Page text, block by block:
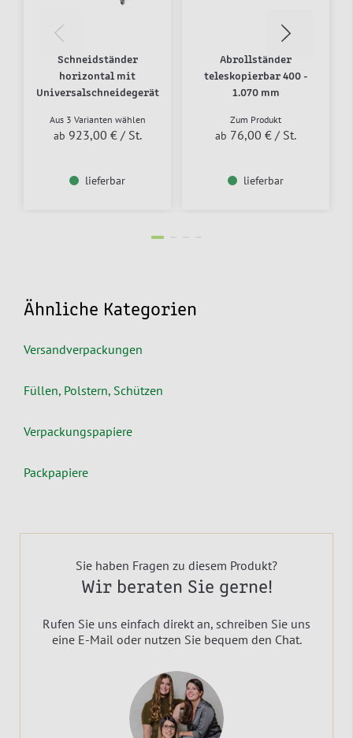
Schneidständer
horizontal mit
Universalschneidegerät
Aus 3 Varianten wählen
ab 923,00 € / St.
lieferbar
Abrollständer
teleskopierbar 400 -
1.070 mm
Zum Produkt
ab 76,00 € / St.
lieferbar
Ähnliche Kategorien
Versandverpackungen
Füllen, Polstern, Schützen
Verpackungspapiere
Packpapiere
Sie haben Fragen zu diesem Produkt?
Wir beraten Sie gerne!
Rufen Sie uns einfach direkt an, schreiben Sie uns
eine E-Mail oder nutzen Sie bequem den Chat.